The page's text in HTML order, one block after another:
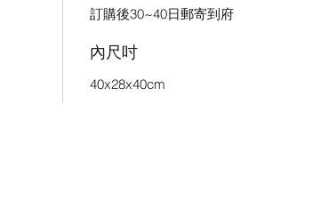
訂購後30~40日郵寄到府
內尺吋
40x28x40cm